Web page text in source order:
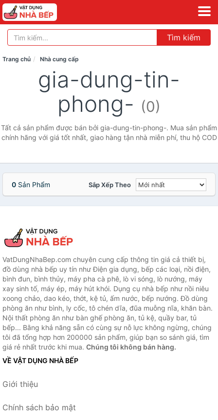
Tìm kiếm
Trang chủ Nhà cung cấp
gia-dung-tin-
phong- (0)
Tất cả sản phẩm được bán bởi gia-dung-tin-phong-. Mua sản phẩm
chính hãng với giá tốt nhất, giao hàng tận nhà miễn phí, thu hộ COD
0 Sản Phẩm Sắp Xếp Theo
VatDungNhaBep.com chuyên cung cấp thông tin giá cả thiết bị,
đồ dùng nhà bếp uy tín như Điện gia dụng, bếp các loại, nồi điện,
bình đun, bình thủy, máy pha cà phê, lò vi sóng, lò nướng, máy
xay sinh tố, máy ép, máy hút khói. Dụng cụ nhà bếp như nồi niêu
xoong chảo, dao kéo, thớt, kệ tủ, ấm nước, bếp nướng. Đồ dùng
phòng ăn như bình, ly cốc, tô chén dĩa, đũa muỗng nĩa, khăn bàn.
Nội thất phòng ăn như bàn ghế phòng ăn, tủ kệ, quầy bar, tủ
bếp... Bằng khả năng sẵn có cùng sự nỗ lực không ngừng, chúng
tôi đã tổng hợp hơn 200000 sản phẩm, giúp bạn so sánh giá, tìm
giá rẻ nhất trước khi mua. Chúng tôi không bán hàng.
VỀ VẬT DỤNG NHÀ BẾP
Giới thiệu
Chính sách bảo mật